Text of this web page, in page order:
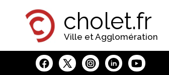
cholet.fr
Ville et Agglomération